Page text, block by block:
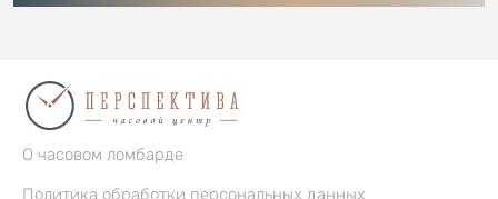
О часовом ломбарде
Политика обработки персональных данных